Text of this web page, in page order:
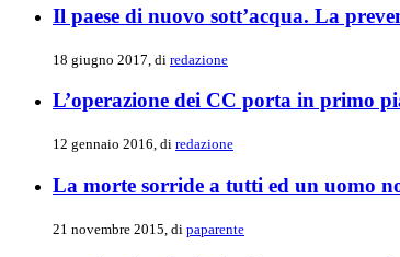
Il paese di nuovo sott’acqua. La
18 giugno 2017, di redazione
L’operazione dei CC porta in primo
12 gennaio 2016, di redazione
La morte sorride a tutti ed un uomo
21 novembre 2015, di paparente